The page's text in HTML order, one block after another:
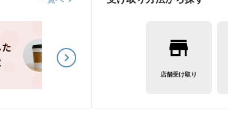
店舗受け取り